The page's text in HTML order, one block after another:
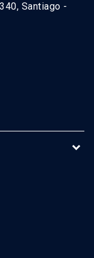
Santiago -